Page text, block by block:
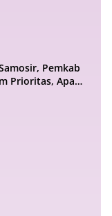
Pemkab
Prioritas, Apa